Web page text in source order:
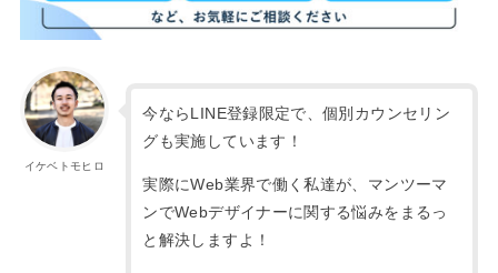
イケベトモヒロ
今ならLINE登録限定で、個別カウンセリン
グも実施しています！
実際にWeb業界で働く私達が、マンツーマ
ンでWebデザイナーに関する悩みをまるっ
と解決しますよ！